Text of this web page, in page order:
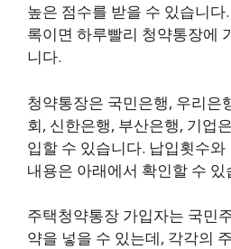
높은 점수를 받을 수 있습니
록이면 하루빨리 청약통장에
니다.
청약통장은 국민은행, 우리은
회, 신한은행, 부산은행, 기업
입할 수 있습니다. 납입횟수
내용은 아래에서 확인할 수 있
주택청약통장 가입자는 국민
약을 넣을 수 있는데, 각각의